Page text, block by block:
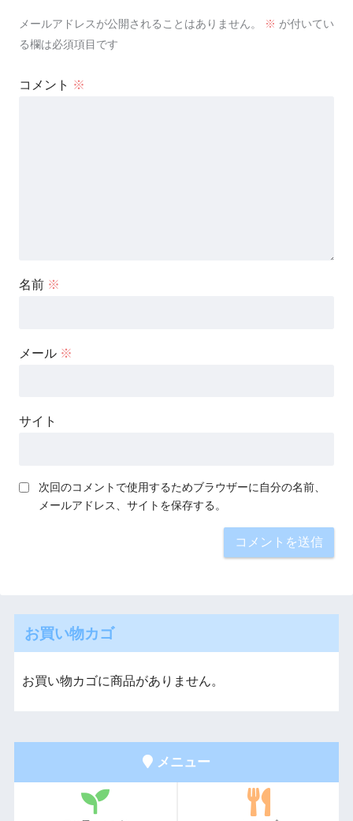
メールアドレスが公開されることはありません。 ※ が付いてい
る欄は必須項目です
コメント ※
名前 ※
メール ※
サイト
次回のコメントで使用するためブラウザーに自分の名前、
メールアドレス、サイトを保存する。
お買い物カゴ
お買い物カゴに商品がありません。
メニュー